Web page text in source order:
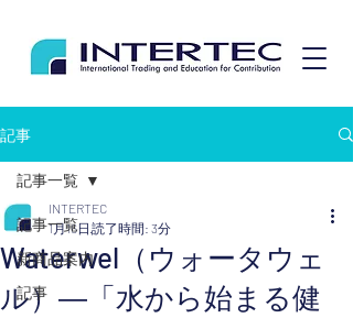
記事
記事一覧
新商品案内
記事
記事一覧
Waterwel（ウォータウェ
ル）―「水から始まる健
INTERTEC
1月16日 読了時間: 3分